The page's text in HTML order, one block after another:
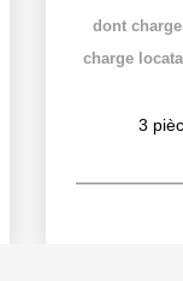
dont
charge
3